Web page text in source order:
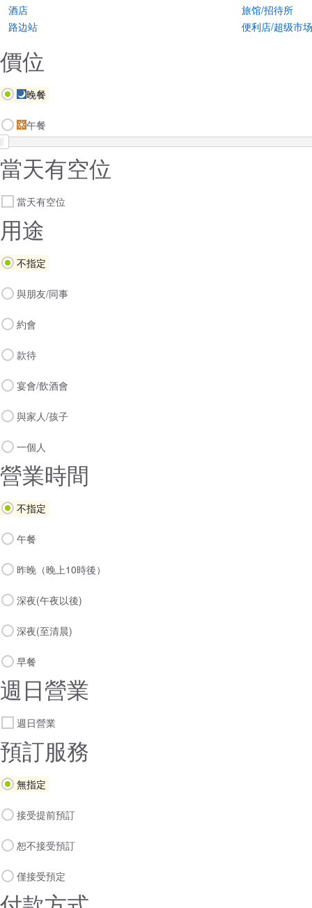
酒店
旅馆/招待所
路边站
便利店/超级市场
價位
晚餐
午餐
當天有空位
當天有空位
用途
不指定
與朋友/同事
約會
款待
宴會/飲酒會
與家人/孩子
一個人
營業時間
不指定
午餐
昨晚（晚上10時後）
深夜(午夜以後)
深夜(至清晨)
早餐
週日營業
週日營業
預訂服務
無指定
接受提前預訂
恕不接受預訂
僅接受預定